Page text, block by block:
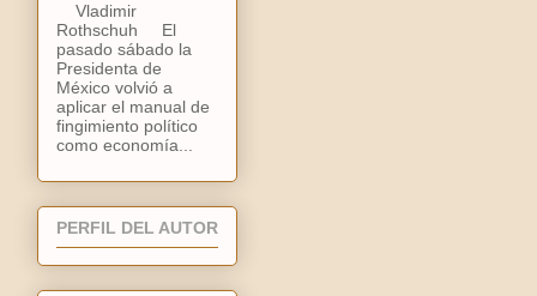
Vladimir
Rothschuh El
pasado sábado la
Presidenta de
México volvió a
aplicar el manual de
fingimiento político
como economía...
PERFIL DEL AUTOR